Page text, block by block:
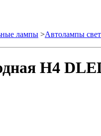
лампы >Автолампы
H4